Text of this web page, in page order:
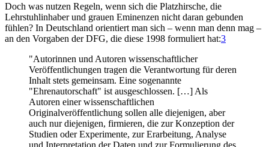
Doch was nutzen Regeln, wenn sich die Platzhirsche, die
Lehrstuhlinhaber und grauen Eminenzen nicht daran gebunden
fühlen? In Deutschland orientiert man sich – wenn man denn mag –
an den Vorgaben der DFG, die diese 1998 formuliert hat:3
"Autorinnen und Autoren wissenschaftlicher
Veröffentlichungen tragen die Verantwortung für deren
Inhalt stets gemeinsam. Eine sogenannte
"Ehrenautorschaft" ist ausgeschlossen. […] Als
Autoren einer wissenschaftlichen
Originalveröffentlichung sollen alle diejenigen, aber
auch nur diejenigen, firmieren, die zur Konzeption der
Studien oder Experimente, zur Erarbeitung, Analyse
und Interpretation der Daten und zur Formulierung des